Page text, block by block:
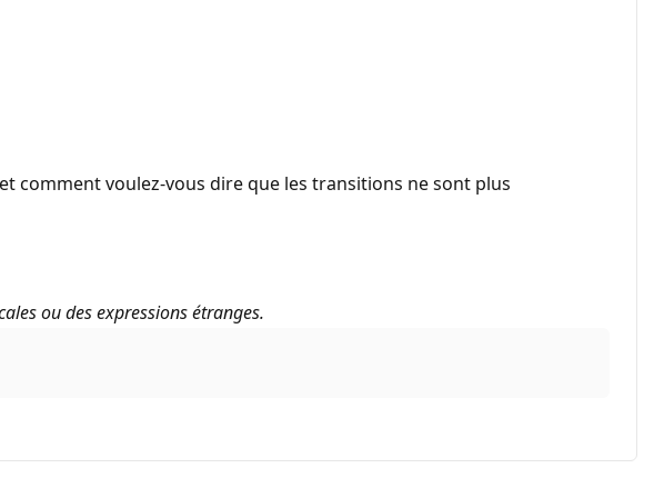
comment voulez-vous dire que les transitions ne sont plus
ou des expressions étranges.